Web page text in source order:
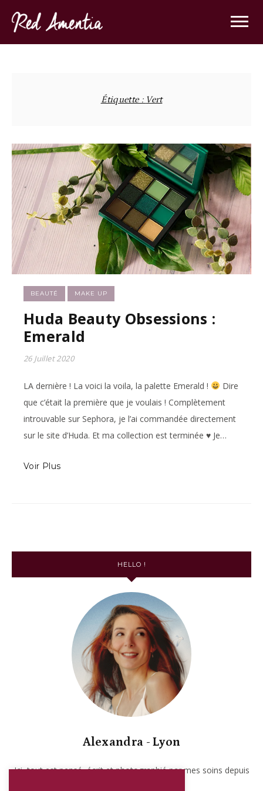
Étiquette : Vert
BEAUTÉ MAKE UP
Huda Beauty Obsessions :
Emerald
26 Juillet 2020
LA dernière ! La voici la voila, la palette Emerald !
Dire
que c’était la première que je voulais ! Complètement
introuvable sur Sephora, je l’ai commandée directement
sur le site d’Huda. Et ma collection est terminée ♥ Je…
Voir Plus
HELLO !
Alexandra - Lyon
Ici, tout est pensé, écrit et photographié par mes soins depuis